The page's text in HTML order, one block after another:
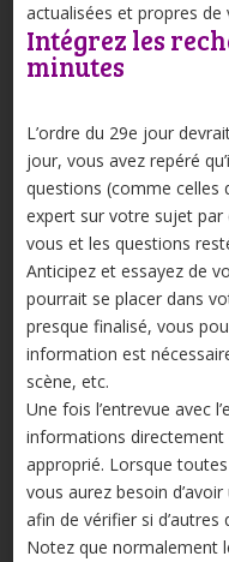
actualisées et propres de
Intégrez les
minutes
L’ordre du 29e jour
jour, vous avez repéré
questions (comme celles
expert sur votre sujet
vous et les questions
Anticipez et essayez de
pourrait se placer dans
presque finalisé, vous
information est
scène, etc.
Une fois l’entrevue avec
informations directement
approprié. Lorsque
vous aurez besoin
afin de vérifier si
Notez que normalement